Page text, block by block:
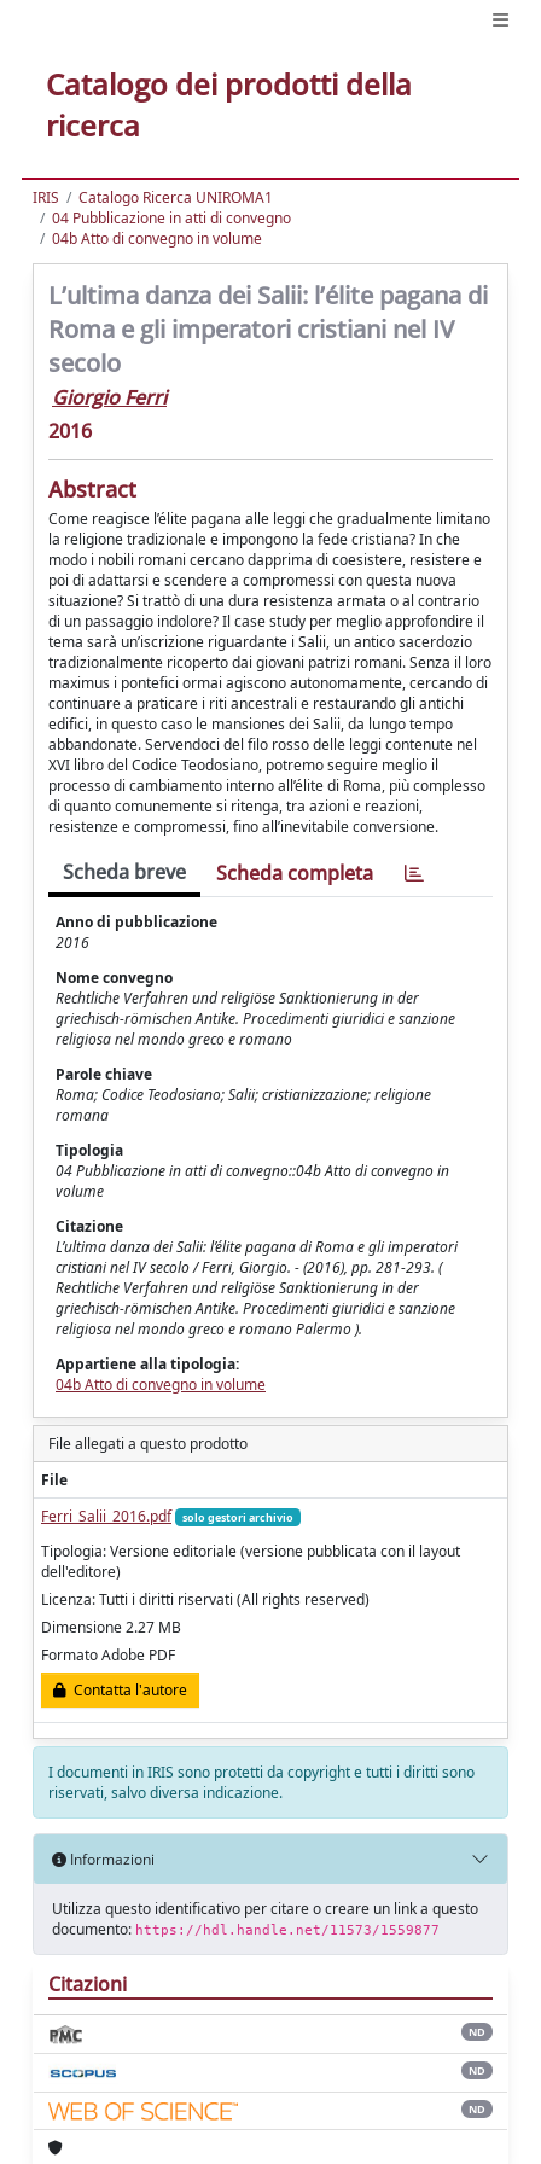
Catalogo dei prodotti della
ricerca
IRIS
Catalogo Ricerca UNIROMA1
04 Pubblicazione in atti di convegno
04b Atto di convegno in volume
L’ultima danza dei Salii: l’élite pagana di
Roma e gli imperatori cristiani nel IV
secolo
Giorgio Ferri
2016
Abstract
Come reagisce l’élite pagana alle leggi che gradualmente limitano
la religione tradizionale e impongono la fede cristiana? In che
modo i nobili romani cercano dapprima di coesistere, resistere e
poi di adattarsi e scendere a compromessi con questa nuova
situazione? Si trattò di una dura resistenza armata o al contrario
di un passaggio indolore? Il case study per meglio approfondire il
tema sarà un’iscrizione riguardante i Salii, un antico sacerdozio
tradizionalmente ricoperto dai giovani patrizi romani. Senza il loro
maximus i pontefici ormai agiscono autonomamente, cercando di
continuare a praticare i riti ancestrali e restaurando gli antichi
edifici, in questo caso le mansiones dei Salii, da lungo tempo
abbandonate. Servendoci del filo rosso delle leggi contenute nel
XVI libro del Codice Teodosiano, potremo seguire meglio il
processo di cambiamento interno all’élite di Roma, più complesso
di quanto comunemente si ritenga, tra azioni e reazioni,
resistenze e compromessi, fino all’inevitabile conversione.
Scheda breve Scheda completa
Anno di pubblicazione
2016
Nome convegno
Rechtliche Verfahren und religiöse Sanktionierung in der
griechisch-römischen Antike. Procedimenti giuridici e sanzione
religiosa nel mondo greco e romano
Parole chiave
Roma; Codice Teodosiano; Salii; cristianizzazione; religione
romana
Tipologia
04 Pubblicazione in atti di convegno::04b Atto di convegno in
volume
Citazione
L’ultima danza dei Salii: l’élite pagana di Roma e gli imperatori
cristiani nel IV secolo / Ferri, Giorgio. - (2016), pp. 281-293. (
Rechtliche Verfahren und religiöse Sanktionierung in der
griechisch-römischen Antike. Procedimenti giuridici e sanzione
religiosa nel mondo greco e romano Palermo ).
Appartiene alla tipologia:
04b Atto di convegno in volume
File allegati a questo prodotto
File
Ferri_Salii_2016.pdf
solo gestori archivio
Tipologia: Versione editoriale (versione pubblicata con il layout
dell'editore)
Licenza: Tutti i diritti riservati (All rights reserved)
Dimensione 2.27 MB
Formato Adobe PDF
Contatta l'autore
I documenti in IRIS sono protetti da copyright e tutti i diritti sono
riservati, salvo diversa indicazione.
Informazioni
Utilizza questo identificativo per citare o creare un link a questo
documento: https://hdl.handle.net/11573/1559877
Citazioni
ND
ND
ND